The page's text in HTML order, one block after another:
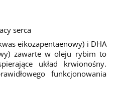
serca
eikozapentaenowy) i DHA
zawarte w oleju rybim to
układ krwionośny.
funkcjonowania